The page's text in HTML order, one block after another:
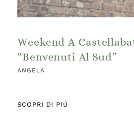
Weekend A
“Benvenuti Al Sud”
ANGELA
SCOPRI DI PIÙ